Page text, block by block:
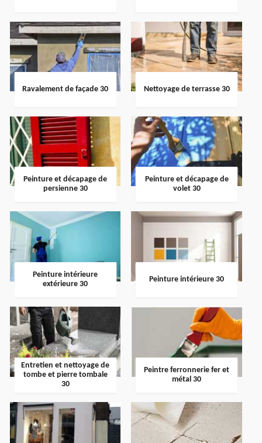
Ravalement de façade 30 Nettoyage de terrasse 30
Peinture et décapage de
persienne 30
Peinture et décapage de
volet 30
Peinture intérieure
extérieure 30
Peinture intérieure 30
Entretien et nettoyage de
tombe et pierre tombale
30
Peintre ferronnerie fer et
métal 30